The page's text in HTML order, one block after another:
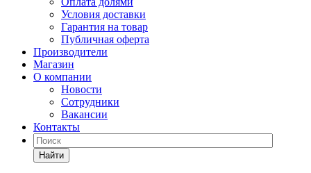
Условия доставки
Гарантия на товар
Публичная оферта
Производители
Магазин
О компании
Новости
Сотрудники
Вакансии
Контакты
Найти